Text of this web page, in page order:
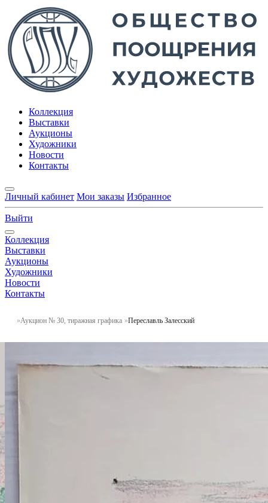
Коллекция
Выставки
Аукционы
Художники
Новости
Контакты
Личный кабинет Мои заказы Избранное
Выйти
Коллекция
Выставки
Аукционы
Художники
Новости
Контакты
Аукцион № 30, тиражная графика Переславль Залесский